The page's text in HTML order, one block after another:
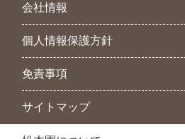
会社情報
個人情報保護方針
免責事項
サイトマップ